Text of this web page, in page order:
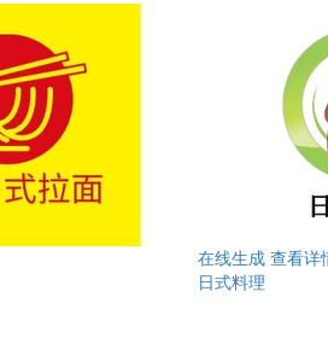
在线生成 查看详
日式料理